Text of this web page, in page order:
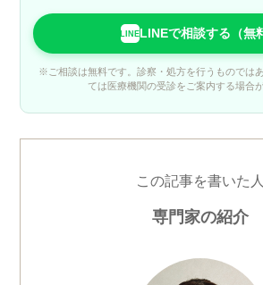
LINELINEで相談する（無
※ご相談は無料です。診察・処方を行うものでは
ては医療機関の受診をご案内する場合が
この記事を書いた人
専門家の紹介